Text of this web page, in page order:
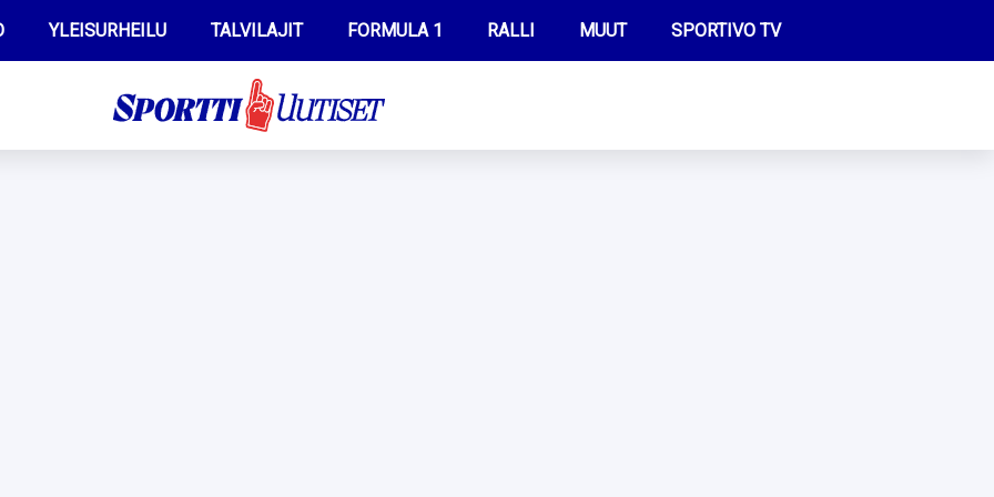
YLEISURHEILU TALVILAJIT FORMULA 1 RALLI MUUT SPORTIVO TV